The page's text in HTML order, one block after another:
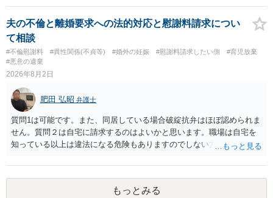
定しているのかによって，考え方・進め方は変わってくると思いま
す。 ④性交類似行為を認めているにもかかわらず支払を拒否するので
あれば，本人（行政書士でも同じだと思います。）への対応ではあま
り変わらないように思います。減額で折り合えるなら本人様の交渉で
もよいように思いますが，ゼロかどうかの観点であれば，訴訟に進む
しかなくなるようにも思います。そうしますと，お近くの弁護士に相
談して進めることを検討した方がよいようにも思います。
情によって対応が違いますので、法テラスへお尋ねいただいた方が確
実です。
夫の不倫と離婚要求への法的対応と慰謝料請求につい
て相談
#不倫慰謝料 #異性関係(不貞等) #婚外の妊娠 #慰謝料請求したい側
#育児放棄
#悪意の遺棄
2026年8月2日
肥田 弘昭 弁護士
質問1は可能です。また、同居している場合破綻抗弁はほぼ認められま
せん。質問２は自宅に請求するのはよいかと思います。職場は自宅を
知っている以上は違法になる危険もありますのでしない方が良いで
かと思います。有責配偶者ですので相手方からの離婚は拒否しても仮
に訴訟されても法的に成立しません。質問５は認知すると養育費支払
い、相続権が発生します。合意があれば法的に可能ですが法律で強制
もっとみる